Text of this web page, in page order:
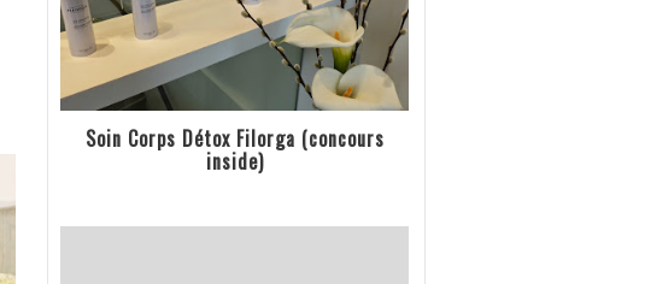
Soin Corps Détox Filorga (concours
inside)